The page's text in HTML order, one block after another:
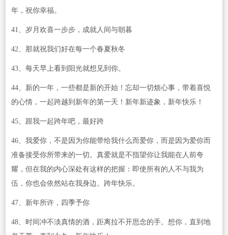
年，祝你幸福。
41、岁月欢喜一步步，成就人间与朝暮
42、那就祝我们好在每一个春夏秋冬
43、每天早上看到阳光就想见到你。
44、新的一年，一些都是新的开始！忘却一切烦心事，带着喜悦
的心情，一起跨越到新年的第一天！新年新迹象，新年快乐！
45、跟我一起跨年吧，最好跨
46、我爱你，不是因为你能带给我什么而爱你，而是因为爱你而
准备接受你所带来的一切。真爱就是不指望你让我能在人前夸
耀，但在我的内心深处有这样的把握：即使所有的人不与我为
伍，你也会依然站在我身边。跨年快乐。
47、新年所许，四季予你
48、时间冲不淡真情的酒，距离拉不开思念的手。想你，直到地